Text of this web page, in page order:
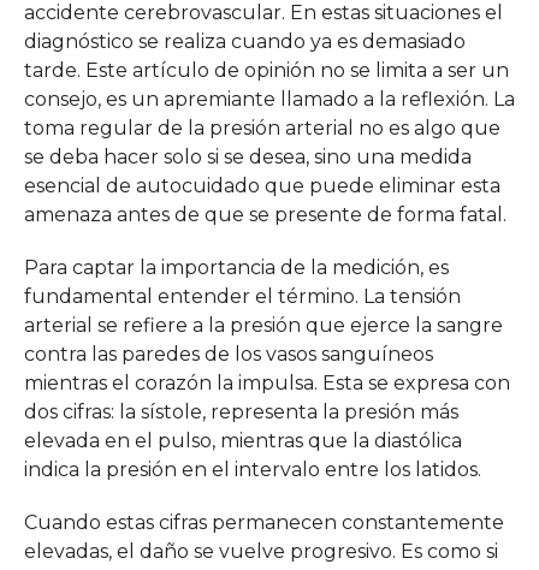
accidente cerebrovascular. En estas situaciones el
diagnóstico se realiza cuando ya es demasiado
tarde. Este artículo de opinión no se limita a ser un
consejo, es un apremiante llamado a la reflexión. La
toma regular de la presión arterial no es algo que
se deba hacer solo si se desea, sino una medida
esencial de autocuidado que puede eliminar esta
amenaza antes de que se presente de forma fatal.
Para captar la importancia de la medición, es
fundamental entender el término. La tensión
arterial se refiere a la presión que ejerce la sangre
contra las paredes de los vasos sanguíneos
mientras el corazón la impulsa. Esta se expresa con
dos cifras: la sístole, representa la presión más
elevada en el pulso, mientras que la diastólica
indica la presión en el intervalo entre los latidos.
Cuando estas cifras permanecen constantemente
elevadas, el daño se vuelve progresivo. Es como si